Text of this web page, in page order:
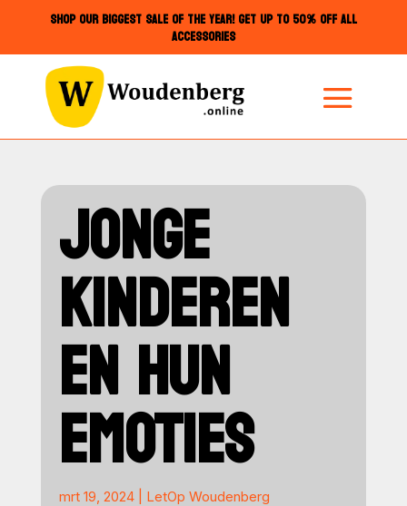
SHOP OUR BIGGEST SALE OF THE YEAR! GET UP TO 50% OFF ALL
ACCESSORIES
JONGE
KINDEREN
EN HUN
EMOTIES
mrt 19, 2024| LetOp Woudenberg